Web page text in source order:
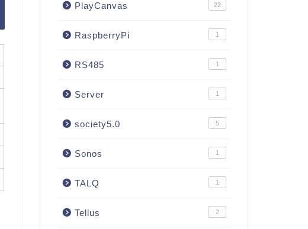
PlayCanvas 22
RaspberryPi 1
RS485 1
Server 1
society5.0 5
Sonos 1
TALQ 1
Tellus 2